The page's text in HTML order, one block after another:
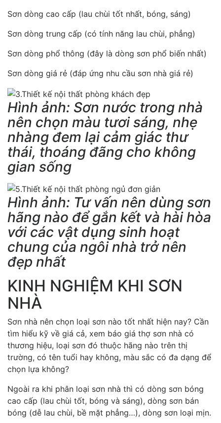
Sơn dòng cao cấp (lau chùi tốt nhất, bóng, sáng)
Sơn dòng trung cấp (có tính năng lau chùi, phẳng)
Sơn dòng phổ thông (đây là dòng sơn phổ biến nhất)
Sơn dòng giá rẻ (đáp ứng nhu cầu sơn nhà giá rẻ)
Hình ảnh: Sơn nước trong nhà
nên chọn màu tươi sáng, nhẹ
nhàng đem lại cảm giác thư
thái, thoáng đãng cho không
gian sống
Hình ảnh: Tư vấn nên dùng sơn
hãng nào để gắn kết và hài hòa
với các vật dụng sinh hoạt
chung của ngôi nhà trở nên
đẹp nhất
KINH NGHIỆM KHI SƠN
NHÀ
Sơn nhà nên chọn loại sơn nào tốt nhất hiện nay? Cần
tìm hiểu kỹ về giá cả, xem báo giá thợ sơn nhà có
thương hiệu, loại sơn đó thuộc hãng nào trên thị
trường, có tên tuổi hay không, màu sắc có đa dạng để
chọn lựa không?
Ngoài ra khi phân loại sơn nhà thì có dòng sơn bóng
cao cấp (lau chùi tốt, bóng và sáng), dòng sơn bán
bóng (dễ lau chùi, bề mặt phẳng…), dòng sơn loại mịn.